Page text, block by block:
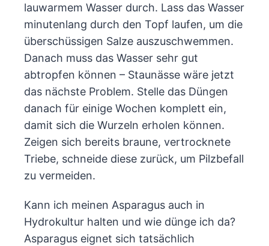
lauwarmem Wasser durch. Lass das Wasser
minutenlang durch den Topf laufen, um die
überschüssigen Salze auszuschwemmen.
Danach muss das Wasser sehr gut
abtropfen können – Staunässe wäre jetzt
das nächste Problem. Stelle das Düngen
danach für einige Wochen komplett ein,
damit sich die Wurzeln erholen können.
Zeigen sich bereits braune, vertrocknete
Triebe, schneide diese zurück, um Pilzbefall
zu vermeiden.
Kann ich meinen Asparagus auch in
Hydrokultur halten und wie dünge ich da?
Asparagus eignet sich tatsächlich